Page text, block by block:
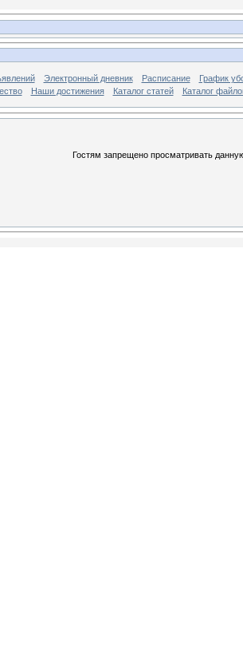
Электронный дневник Расписание
График
Наши достижения Каталог статей Каталог
Гостям запрещено просматривать